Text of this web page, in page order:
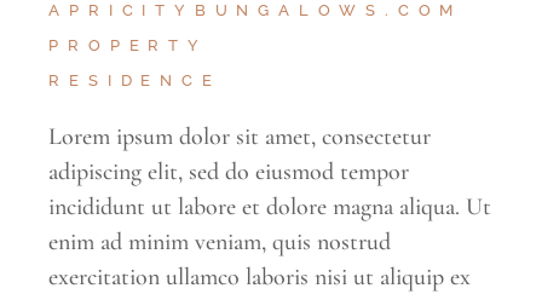
APRICITYBUNGALOWS.COM
PROPERTY
RESIDENCE
Lorem ipsum dolor sit amet, consectetur
adipiscing elit, sed do eiusmod tempor
incididunt ut labore et dolore magna aliqua. Ut
enim ad minim veniam, quis nostrud
exercitation ullamco laboris nisi ut aliquip ex